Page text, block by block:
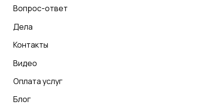
Вопрос-ответ
Дела
Контакты
Видео
Оплата услуг
Блог